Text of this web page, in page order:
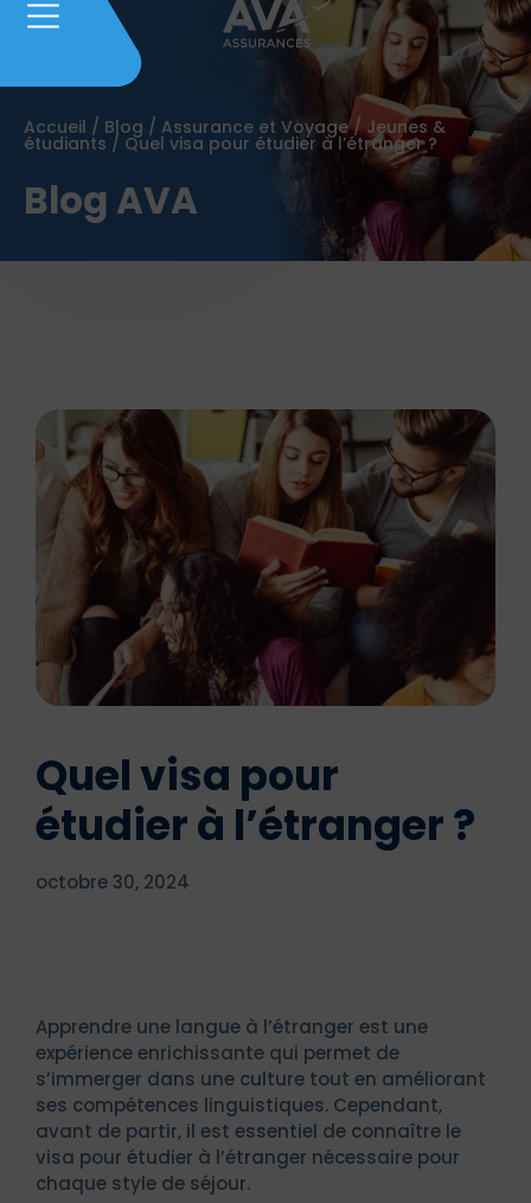
Accueil / Blog / Assurance et Voyage/ Jeunes &
étudiants / Quel visa pour étudier à l’étranger ?
Blog AVA
Quel visa pour
étudier à l’étranger ?
octobre 30, 2024
Apprendre une langue à l’étranger est une
expérience enrichissante qui permet de
s’immerger dans une culture tout en améliorant
ses compétences linguistiques. Cependant,
avant de partir, il est essentiel de connaître le
visa pour étudier à l’étranger nécessaire pour
chaque style de séjour.